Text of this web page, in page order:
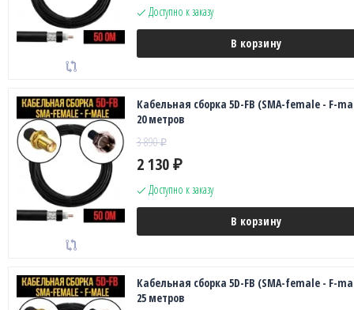
Доступно к заказу
В корзину
Кабельная сборка 5D-FB (SMA-female - F-
20 метров
3 890₽
2 130 ₽
Доступно к заказу
В корзину
Кабельная сборка 5D-FB (SMA-female - F-
25 метров